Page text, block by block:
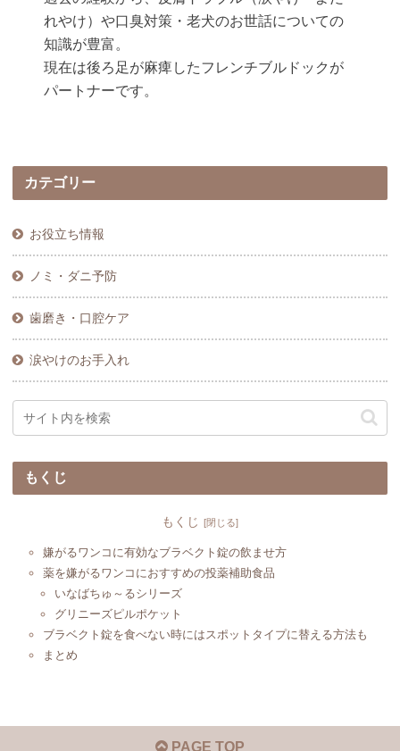
れやけ）や口臭対策・老犬のお世話についての
知識が豊富。
現在は後ろ足が麻痺したフレンチブルドックが
パートナーです。
カテゴリー
お役立ち情報
ノミ・ダニ予防
歯磨き・口腔ケア
涙やけのお手入れ
もくじ
もくじ
嫌がるワンコに有効なブラベクト錠の飲ませ方
薬を嫌がるワンコにおすすめの投薬補助食品
いなばちゅ～るシリーズ
グリニーズピルポケット
ブラベクト錠を食べない時にはスポットタイプに替える方法も
まとめ
PAGE TOP